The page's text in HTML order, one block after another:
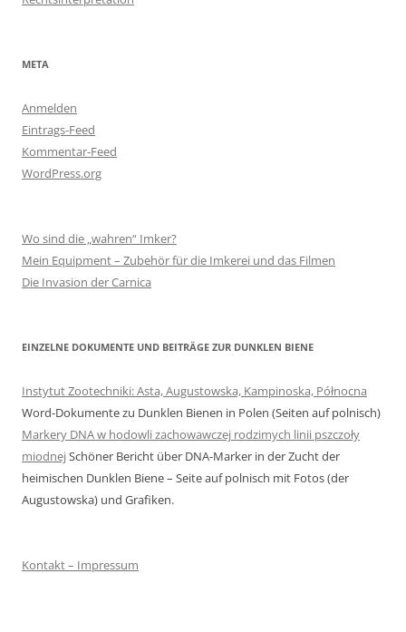
META
Anmelden
Eintrags-Feed
Kommentar-Feed
WordPress.org
Wo sind die „wahren“ Imker?
Mein Equipment – Zubehör für die Imkerei und das Filmen
Die Invasion der Carnica
EINZELNE DOKUMENTE UND BEITRÄGE ZUR DUNKLEN BIENE
Instytut Zootechniki: Asta, Augustowska, Kampinoska, Północna
Word-Dokumente zu Dunklen Bienen in Polen (Seiten auf polnisch)
Markery DNA w hodowli zachowawczej rodzimych linii pszczoły
miodnejSchöner Bericht über DNA-Marker in der Zucht der
heimischen Dunklen Biene – Seite auf polnisch mit Fotos (der
Augustowska) und Grafiken.
Kontakt – Impressum